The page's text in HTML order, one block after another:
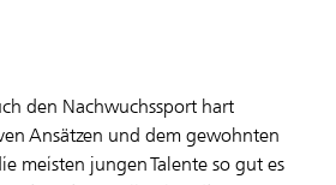
den Nachwuchssport hart
Ansätzen und dem gewohnten
meisten jungen Talente so gut es